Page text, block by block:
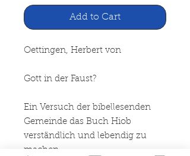
Add to Cart
Oettingen, Herbert von
Gott in der Faust?
Ein Versuch der bibellesenden
Gemeinde das Buch Hiob
verständlich und lebendig zu
machen